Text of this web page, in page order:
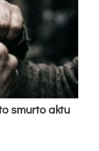
smur­to ak­tu